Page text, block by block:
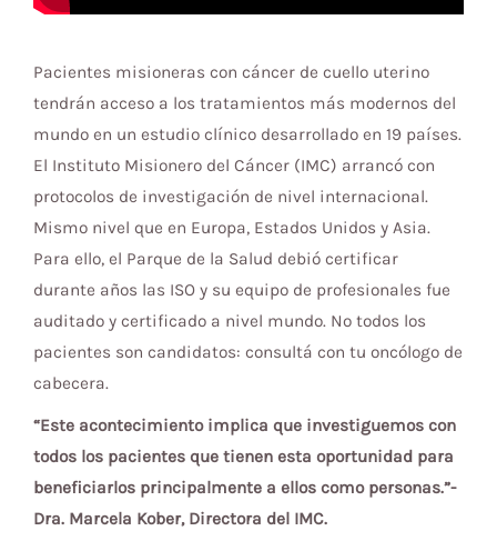
Pacientes misioneras con cáncer de cuello uterino
tendrán acceso a los tratamientos más modernos del
mundo en un estudio clínico desarrollado en 19 países.
El Instituto Misionero del Cáncer (IMC) arrancó con
protocolos de investigación de nivel internacional.
Mismo nivel que en Europa, Estados Unidos y Asia.
Para ello, el Parque de la Salud debió certificar
durante años las ISO y su equipo de profesionales fue
auditado y certificado a nivel mundo. No todos los
pacientes son candidatos: consultá con tu oncólogo de
cabecera.
“Este acontecimiento implica que investiguemos con
todos los pacientes que tienen esta oportunidad para
beneficiarlos principalmente a ellos como personas.”-
Dra. Marcela Kober, Directora del IMC.